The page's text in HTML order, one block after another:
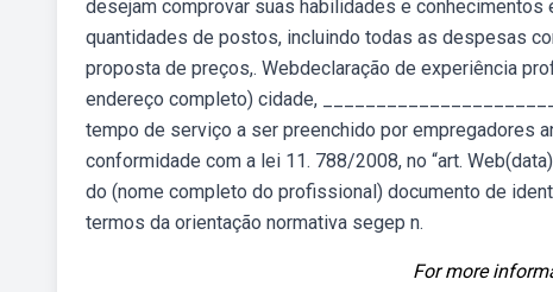
desejam comprovar suas habilidades e
quantidades de postos, incluindo todas as despesas
proposta de preços,. Webdeclaração de experiência
endereço completo) cidade,
tempo de serviço a ser preenchido por empregadores
conformidade com a lei 11. 788/2008, no “art.
do (nome completo do profissional) documento de
termos da orientação normativa segep n.
For more